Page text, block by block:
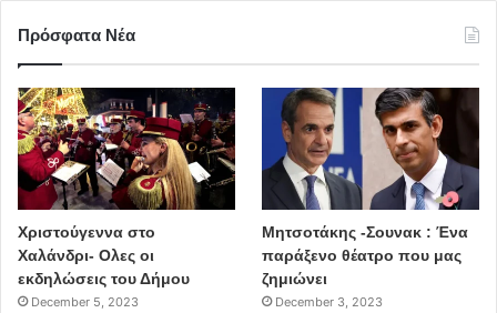
Η Τάνια Τσανακλίδου τιμά το έργο του Γιάννη Σπανού
Δευτέρα 30 Ιανουαρίου – Θέατρο Παλλάς
Ώρα έναρξης: 21.00
Διάρκεια παράστασης: 120′
ΕΙΣΙΤΗΡΙΑ:
Διακεκριμένη Ζώνη Α:
Διακεκριμένη Ζώνη Β:
Πρόσφατα Νέα
Χριστούγεννα στο
Χαλάνδρι- Ολες οι
εκδηλώσεις του Δήμου
December 5, 2023
Μητσοτάκης -Σουνακ : Ένα
παράξενο θέατρο που μας
ζημιώνει
December 3, 2023